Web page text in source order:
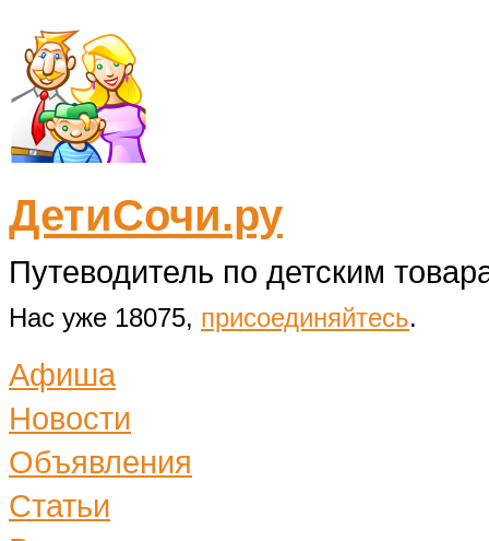
ДетиСочи.ру
Путеводитель по детским
Нас уже 18075, присоединяйтесь.
Афиша
Новости
Объявления
Статьи